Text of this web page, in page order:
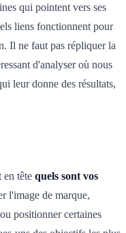
qui pointent vers ses
liens fonctionnent pour
Il ne faut pas répliquer la
d'analyser où nous
leur donne des résultats,
en tête quels sont vos
l'image de marque,
positionner certaines